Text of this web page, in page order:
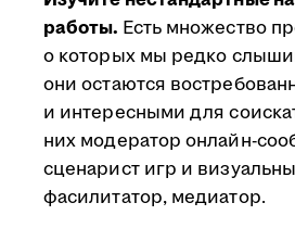
работы. Есть множество
о которых мы редко
они остаются
и интересными для
них модератор онлайн-
сценарист игр и
фасилитатор, медиатор.